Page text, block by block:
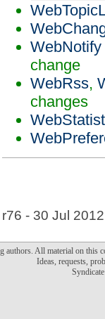
WebNotify
change
WebRss,
changes
r76 - 30 Jul
All material on this
Ideas, requests,